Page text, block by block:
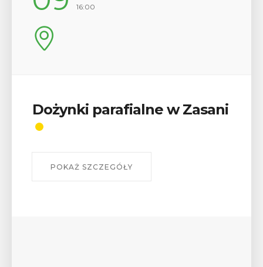
17:00
Wykład „Jak zdobyć
odznaki na myślenickich
W środę 12 sierpnia o godz. 17 w Miejskiej